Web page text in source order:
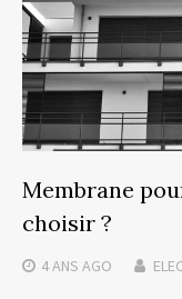
Membrane
choisir ?
4 ANS AGO